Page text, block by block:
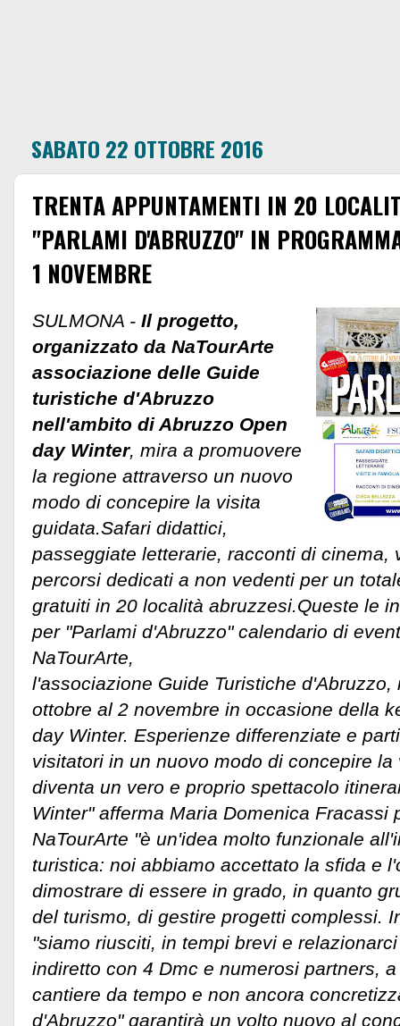
SABATO 22 OTTOBRE 2016
TRENTA APPUNTAMENTI IN 20
"PARLAMI D'ABRUZZO" IN
1 NOVEMBRE
SULMONA - Il progetto,
organizzato da NaTourArte
associazione delle Guide
turistiche d'Abruzzo
nell'ambito di Abruzzo Open
day Winter, mira a promuovere
la regione attraverso un nuovo
modo di concepire la visita
guidata.Safari didattici,
passeggiate letterarie, racconti di cinema,
percorsi dedicati a non vedenti per un
gratuiti in 20 località abruzzesi.Queste le
per "Parlami d'Abruzzo" calendario di
NaTourArte,
l'associazione Guide Turistiche
ottobre al 2 novembre in occasione della
day Winter. Esperienze differenziate e
visitatori in un nuovo modo di concepire
diventa un vero e proprio spettacolo
Winter" afferma Maria Domenica Fracassi
NaTourArte "è un'idea molto funzionale
turistica: noi abbiamo accettato la sfida e
dimostrare di essere in grado, in quanto
del turismo, di gestire progetti complessi.
"siamo riusciti, in tempi brevi e
indiretto con 4 Dmc e numerosi partners,
cantiere da tempo e non ancora
d'Abruzzo" garantirà un volto nuovo al